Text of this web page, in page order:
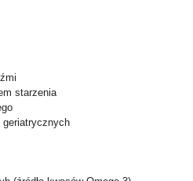
starzenia
geriatrycznych